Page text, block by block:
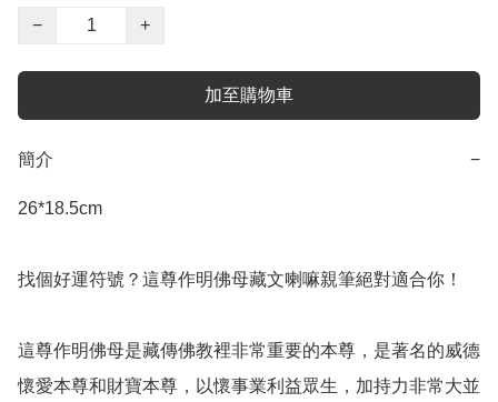
−
+
加至購物車
簡介 −
26*18.5cm
找個好運符號？這尊作明佛母藏文喇嘛親筆絕對適合你！
這尊作明佛母是藏傳佛教裡非常重要的本尊，是著名的威德
懷愛本尊和財寶本尊，以懷事業利益眾生，加持力非常大並